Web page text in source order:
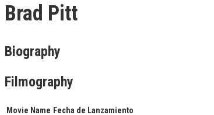
Brad Pitt
Biography
Filmography
Movie Name Fecha de Lanzamiento